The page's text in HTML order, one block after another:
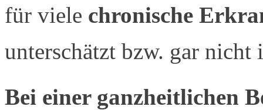
für viele chronische
unterschätzt bzw. gar nicht
Bei einer ganzheitlichen